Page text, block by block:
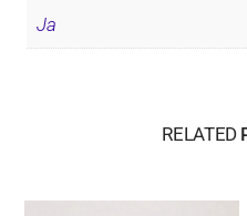
Ja
RELATED